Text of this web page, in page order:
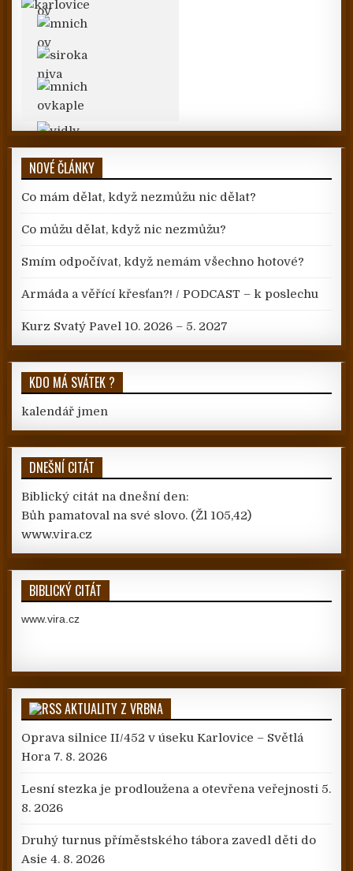
NOVÉ ČLÁNKY
Co mám dělat, když nezmůžu nic dělat?
Co můžu dělat, když nic nezmůžu?
Smím odpočívat, když nemám všechno hotové?
Armáda a věřící křesťan?! / PODCAST – k poslechu
Kurz Svatý Pavel 10. 2026 – 5. 2027
KDO MÁ SVÁTEK ?
kalendář jmen
DNEŠNÍ CITÁT
Biblický citát na dnešní den:
Bůh pamatoval na své slovo. (Žl 105,42)
www.vira.cz
BIBLICKÝ CITÁT
www.vira.cz
AKTUALITY Z VRBNA
Oprava silnice II/452 v úseku Karlovice – Světlá
Hora 7. 8. 2026
Lesní stezka je prodloužena a otevřena veřejnosti 5.
8. 2026
Druhý turnus příměstského tábora zavedl děti do
Asie 4. 8. 2026